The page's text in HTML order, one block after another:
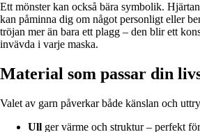
Ett mönster kan också bära symbolik.
kan påminna dig om något personligt eller
tröjan mer än bara ett plagg – den blir ett
invävda i varje maska.
Material som passar din
Valet av garn påverkar både känslan och
Ull ger värme och struktur – perfekt